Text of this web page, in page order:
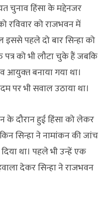
चुनाव हिंसा के मद्देनजर
रविवार को राजभवन में
पहले दो बार सिन्हा को
को भी लौटा चुके हैं जबकि
आयुक्‍त बनाया गया था।
पर भी सवाल उठाया था।
के दौरान हुई हिंसा को लेकर
सिन्हा ने नामांकन की जांच
था। पहले भी उन्हें एक
देकर सिन्हा ने राजभवन